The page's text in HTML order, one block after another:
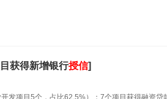
获得新增银行授信]
发项目5个，占比62.5%）；7个项目获得融资贷